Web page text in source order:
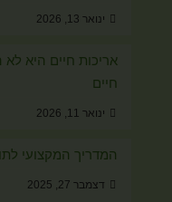
ינואר 13, 2026
אריכות חיים היא
חיים
ינואר 11, 2026
המדריך המקצועי
דצמבר 27, 2025